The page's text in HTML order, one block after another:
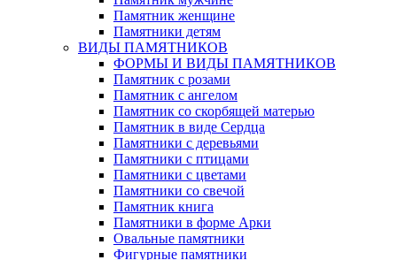
Памятник женщине
Памятники детям
ВИДЫ ПАМЯТНИКОВ
ФОРМЫ И ВИДЫ ПАМЯТНИКОВ
Памятник с розами
Памятник с ангелом
Памятник со скорбящей матерью
Памятник в виде Сердца
Памятники с деревьями
Памятники с птицами
Памятники с цветами
Памятники со свечой
Памятник книга
Памятники в форме Арки
Овальные памятники
Фигурные памятники